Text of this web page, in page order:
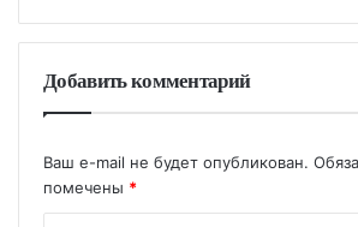
Добавить комментарий
Ваш e-mail не будет опубликован.
помечены *